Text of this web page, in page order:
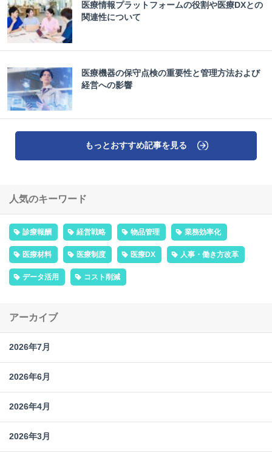
医療情報プラットフォームの役割や医療DXとの
関連性について
医療機器の保守点検の重要性と管理方法および
経営への影響
もっとおすすめ記事を見る
人気のキーワード
診療報酬 経営戦略 物品管理 業務効率化
医療材料 医療制度 医療DX 人事・働き方改革
データ活用 コスト削減
アーカイブ
2026年7月
2026年6月
2026年4月
2026年3月